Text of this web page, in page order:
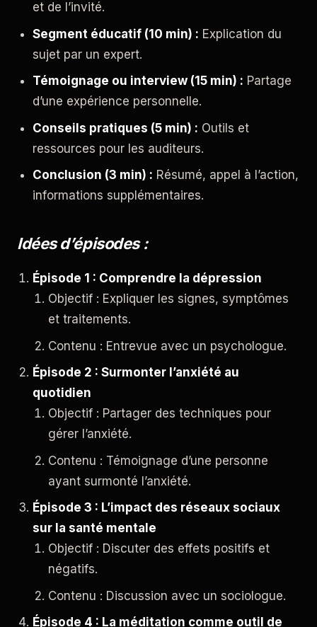
et de l’invité.
Segment éducatif (10 min) : Explication du
sujet par un expert.
Témoignage ou interview (15 min) : Partage
d’une expérience personnelle.
Conseils pratiques (5 min) : Outils et
ressources pour les auditeurs.
Conclusion (3 min) : Résumé, appel à l’action,
informations supplémentaires.
Idées d’épisodes :
Épisode 1 : Comprendre la dépression
Objectif : Expliquer les signes, symptômes
et traitements.
Contenu : Entrevue avec un psychologue.
Épisode 2 : Surmonter l’anxiété au
quotidien
Objectif : Partager des techniques pour
gérer l’anxiété.
Contenu : Témoignage d’une personne
ayant surmonté l’anxiété.
Épisode 3 : L’impact des réseaux sociaux
sur la santé mentale
Objectif : Discuter des effets positifs et
négatifs.
Contenu : Discussion avec un sociologue.
Épisode 4 : La méditation comme outil de